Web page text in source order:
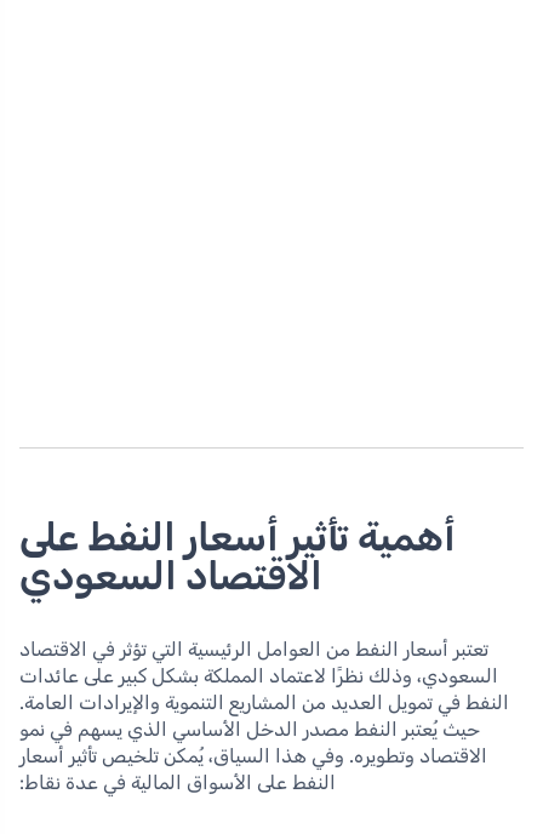
أهمية تأثير أسعار النفط على
الاقتصاد السعودي
تعتبر أسعار النفط من العوامل الرئيسية التي تؤثر في الاقتصاد
السعودي، وذلك نظرًا لاعتماد المملكة بشكل كبير على عائدات
النفط في تمويل العديد من المشاريع التنموية والإيرادات العامة.
حيث يُعتبر النفط مصدر الدخل الأساسي الذي يسهم في نمو
الاقتصاد وتطويره. وفي هذا السياق، يُمكن تلخيص تأثير أسعار
النفط على الأسواق المالية في عدة نقاط: